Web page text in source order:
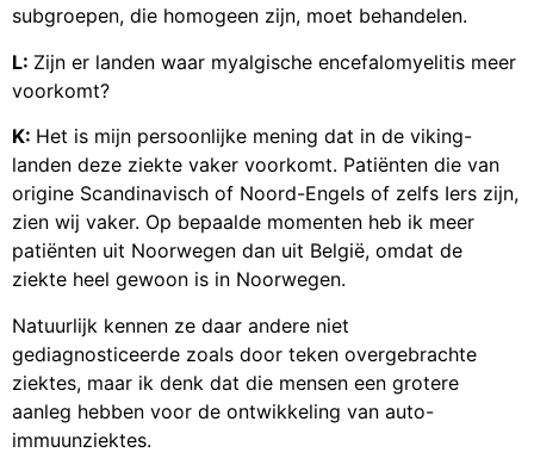
subgroepen, die homogeen zijn, moet behandelen.
L: Zijn er landen waar myalgische encefalomyelitis meer
voorkomt?
K: Het is mijn persoonlijke mening dat in de viking-
landen deze ziekte vaker voorkomt. Patiënten die van
origine Scandinavisch of Noord-Engels of zelfs Iers zijn,
zien wij vaker. Op bepaalde momenten heb ik meer
patiënten uit Noorwegen dan uit België, omdat de
ziekte heel gewoon is in Noorwegen.
Natuurlijk kennen ze daar andere niet
gediagnosticeerde zoals door teken overgebrachte
ziektes, maar ik denk dat die mensen een grotere
aanleg hebben voor de ontwikkeling van auto-
immuunziektes.